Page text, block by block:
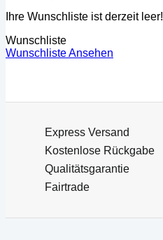
Ihre Wunschliste ist derzeit leer!
Wunschliste
Wunschliste Ansehen
Express Versand
Kostenlose Rückgabe
Qualitätsgarantie
Fairtrade